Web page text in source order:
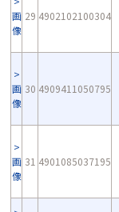
画
像
29 4902102100304
画
像
30 4909411050795
画
像
31 4901085037195